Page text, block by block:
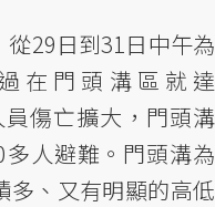
29日到31日中午為
在門頭溝區就達
傷亡擴大，門頭溝
人避難。門頭溝為
多、又有明顯的高低